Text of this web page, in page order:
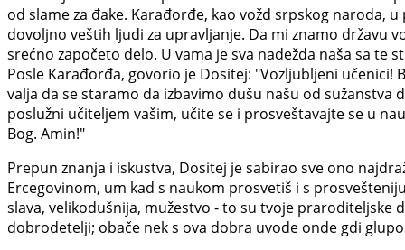
od slame za đake. Karađorđe, kao vožd srpskog naroda,
dovoljno veštih ljudi za upravljanje. Da mi znamo državu
srećno započeto delo. U vama je sva nadežda naša sa te
Posle Karađorđa, govorio je Dositej: "Vozljubljeni
valja da se staramo da izbavimo dušu našu od
poslužni učiteljem vašim, učite se i prosveštavajte se u
Bog. Amin!"
Prepun znanja i iskustva, Dositej je sabirao sve ono
Ercegovinom, um kad s naukom prosvetiš i s
slava, velikodušnija, mužestvo - to su tvoje praroditeljske
dobrodetelji; obače nek s ova dobra uvode onde gdi